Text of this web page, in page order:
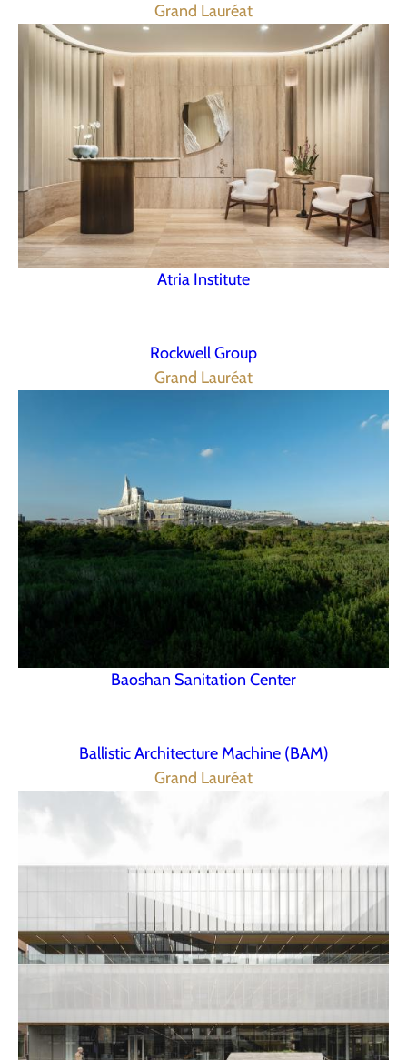
Grand Lauréat
Atria Institute
Rockwell Group
Grand Lauréat
Baoshan Sanitation Center
Ballistic Architecture Machine (BAM)
Grand Lauréat